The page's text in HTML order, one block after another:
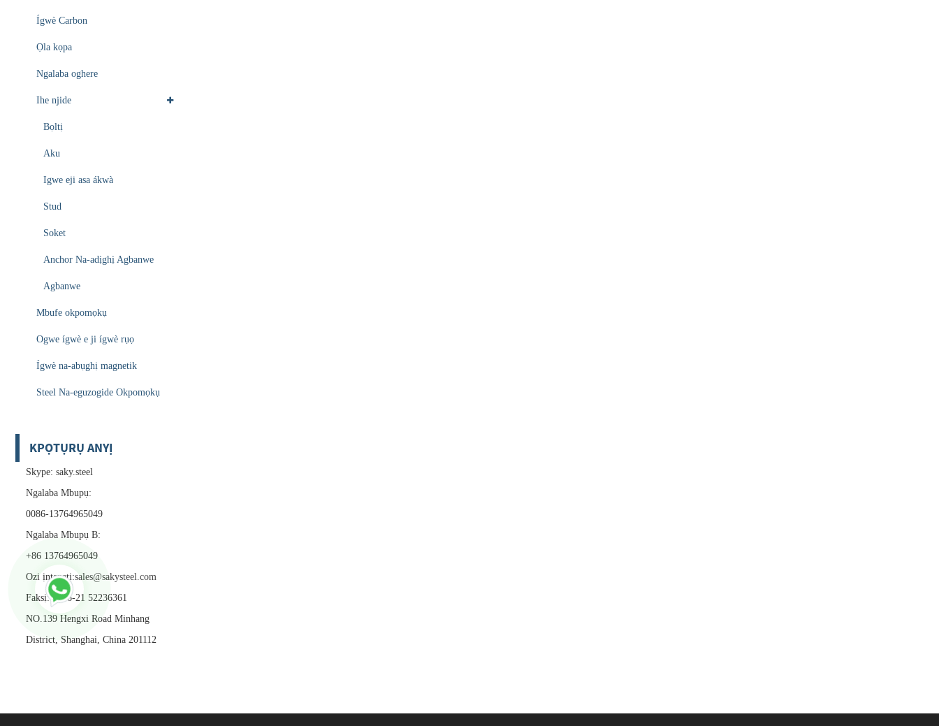
Ígwè Carbon
Ọla kọpa
Ngalaba oghere
Ihe njide
Bọltị
Aku
Igwe eji asa ákwà
Stud
Soket
Anchor Na-adịghị Agbanwe
Agbanwe
Mbufe okpomọkụ
Ogwe ígwè e ji ígwè rụọ
Ígwè na-abụghị magnetik
Steel Na-eguzogide Okpomọkụ
KPỌTỤRỤ ANYỊ
Skype: saky.steel
Ngalaba Mbupụ:
0086-13764965049
Ngalaba Mbupụ B:
+86 13764965049
Ozi ịntanetị:sales@sakysteel.com
Faksị: 0086-21 52236361
NO.139 Hengxi Road Minhang
District, Shanghai, China 201112